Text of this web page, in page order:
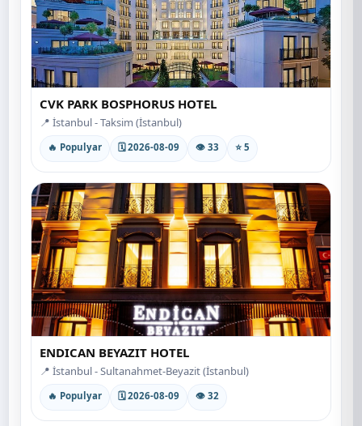
CVK PARK BOSPHORUS HOTEL
📍 İstanbul - Taksim (İstanbul)
🔥 Populyar 🗓 2026-08-09 👁 33 ⭐ 5
ENDICAN BEYAZIT HOTEL
📍 İstanbul - Sultanahmet-Beyazit (İstanbul)
🔥 Populyar 🗓 2026-08-09 👁 32